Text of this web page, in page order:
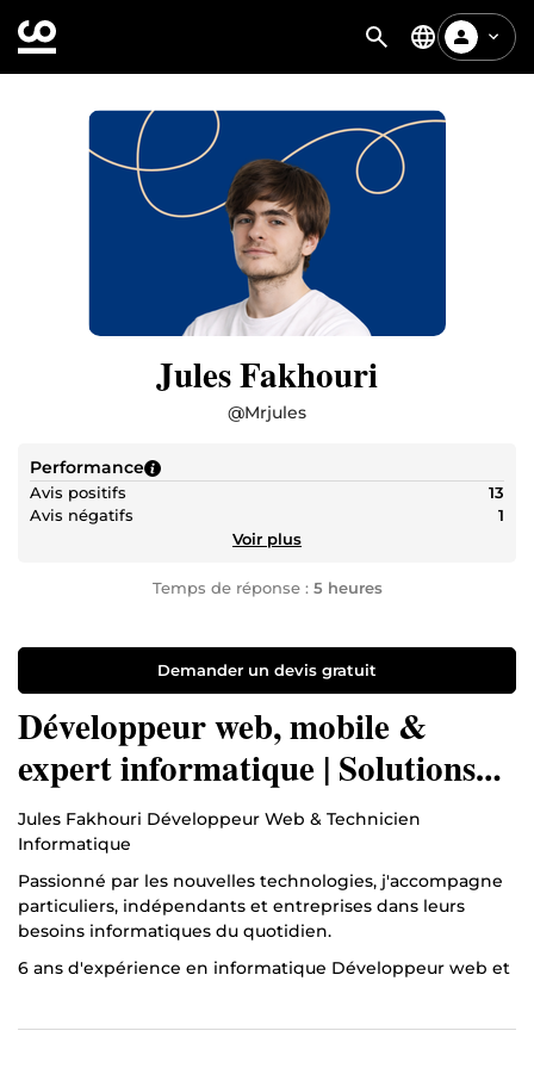
Jules Fakhouri
@Mrjules
Performance
Avis positifs
13
Avis négatifs
1
Voir plus
Temps de réponse : 5 heures
Demander un devis gratuit
Développeur web, mobile &
expert informatique | Solutions
rapides & accompagnement sur
mesure💡
Jules Fakhouri Développeur Web & Technicien
Informatique
Passionné par les nouvelles technologies, j'accompagne
particuliers, indépendants et entreprises dans leurs
besoins informatiques du quotidien.
6 ans d'expérience en informatique Développeur web et
Mon approche